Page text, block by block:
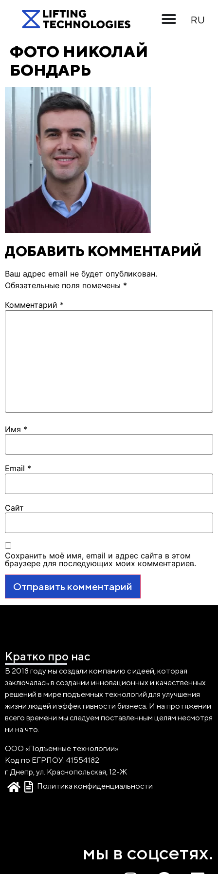
RU
EN
ФОТО НИКОЛАЙ
БОНДАРЬ
ДОБАВИТЬ КОММЕНТАРИЙ
Ваш адрес email не будет опубликован.
Обязательные поля помечены *
Комментарий *
Имя *
Email *
Сайт
Сохранить моё имя, email и адрес сайта в этом
браузере для последующих моих комментариев.
Кратко про нас
В 2018 году мы создали компанию с идеей, которая
заключалась в создании инновационных и качественных
решений в мире подъемных технологий для улучшения
жизни людей и эффективности бизнеса. И на протяжении
всего времени мы следуем поставленным целям несмотря
ни на что.
ООО «Подъемные технологии»
Код по ЕГРПОУ: 41554182
г. Днепр, ул. Краснопольская, 12-Ж
Политика конфиденциальности
мы в соцсетях.